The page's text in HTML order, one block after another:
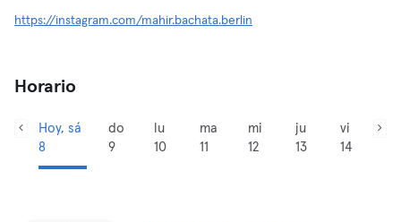
https://instagram.com/mahir.bachata.berlin
Horario
Hoy, sá
8
do
9
lu
10
ma
11
mi
12
ju
13
vi
14